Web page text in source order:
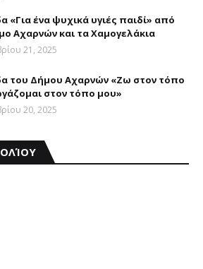
«Για ένα ψυχικά υγιές παιδί» από
Αχαρνών και τα Χαμογελάκια
21, 2025
του Δήμου Αχαρνών «Ζω στον τόπο
στον τόπο μου»
20, 2025